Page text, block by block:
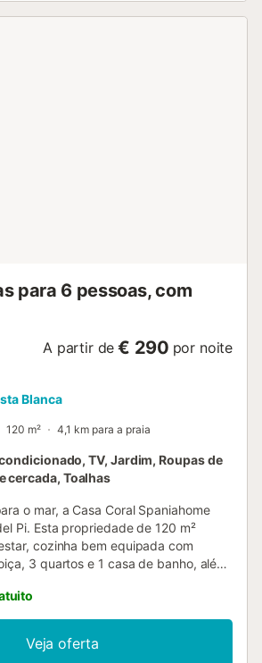
para 6 pessoas, com
A partir de € 290 por noite
Blanca
120 m² 4,1 km para a praia
TV, Jardim, Roupas de
cercada, Toalhas
o mar, a Casa Coral Spaniahome
Pi. Esta propriedade de 120 m²
cozinha bem equipada com
3 quartos e 1 casa de banho, além
Wi-Fi, ar condicionado, máquina de
Cadeira alta disponível mediante
também disponível mediante taxa
usufruem de piscina privada, jardim,
Veja oferta